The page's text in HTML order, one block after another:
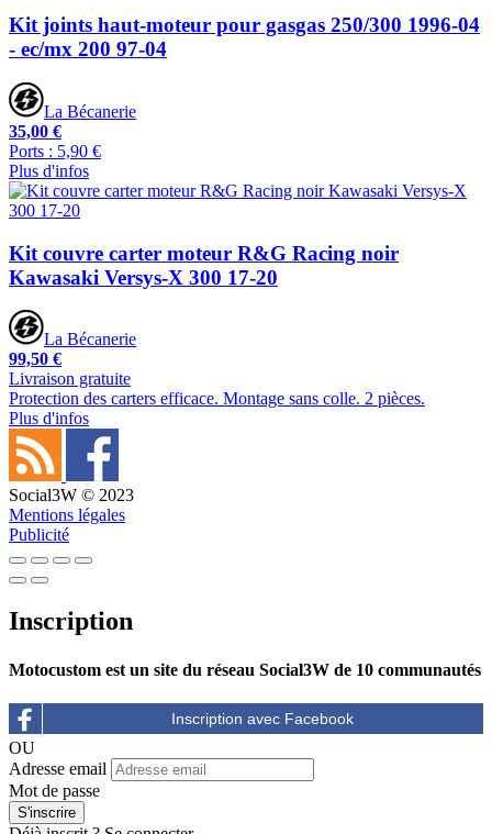
Kit joints haut-moteur pour gasgas 250/300 1996-04
- ec/mx 200 97-04
La Bécanerie
35,00 €
Ports : 5,90 €
Plus d'infos
Kit couvre carter moteur R&G Racing noir
Kawasaki Versys-X 300 17-20
La Bécanerie
99,50 €
Livraison gratuite
Protection des carters efficace. Montage sans colle. 2 pièces.
Plus d'infos
Social3W © 2023
Mentions légales
Publicité
Inscription
Motocustom est un site du réseau Social3W de 10 communautés
OU
Adresse email
Mot de passe